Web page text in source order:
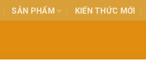
SẢN PHẨM KIẾN THỨC MỚI